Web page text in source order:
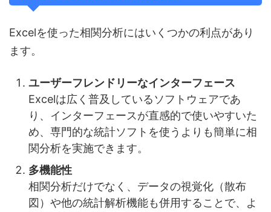
Excelを使った相関分析にはいくつかの利点があり
ます。
ユーザーフレンドリーなインターフェース
Excelは広く普及しているソフトウェアであ
り、インターフェースが直感的で使いやすいた
め、専門的な統計ソフトを使うよりも簡単に相
関分析を実施できます。
多機能性
相関分析だけでなく、データの視覚化（散布
図）や他の統計解析機能も併用することで、よ